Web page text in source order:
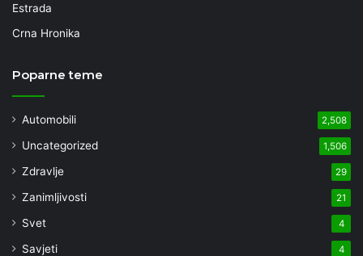
Estrada
Crna Hronika
Poparne teme
Automobili 2,508
Uncategorized 1,506
Zdravlje 29
Zanimljivosti 21
Svet 4
Savjeti 4